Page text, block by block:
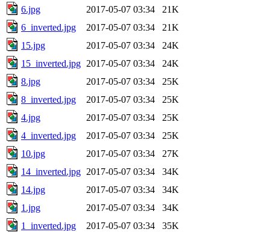
6.jpg
2017-05-07 03:34
21K
6_inverted.jpg
2017-05-07 03:34
21K
15.jpg
2017-05-07 03:34
24K
15_inverted.jpg 2017-05-07 03:34
24K
8.jpg
2017-05-07 03:34
25K
8_inverted.jpg
2017-05-07 03:34
25K
4.jpg
2017-05-07 03:34
25K
4_inverted.jpg
2017-05-07 03:34
25K
10.jpg
2017-05-07 03:34
27K
14_inverted.jpg 2017-05-07 03:34
34K
14.jpg
2017-05-07 03:34
34K
1.jpg
2017-05-07 03:34
34K
1_inverted.jpg
2017-05-07 03:34
35K